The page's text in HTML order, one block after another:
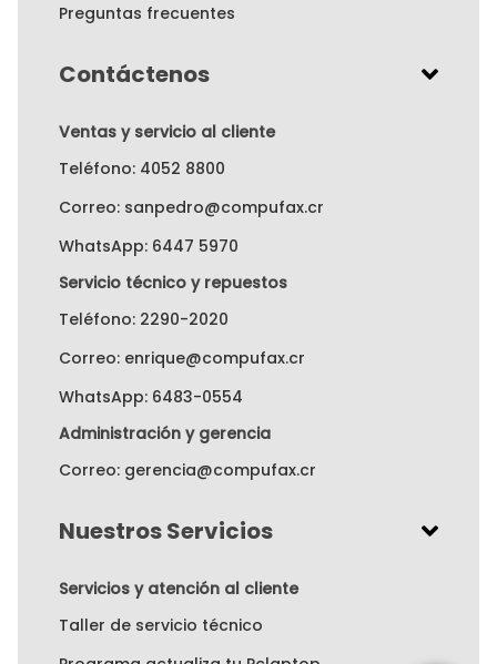
Preguntas frecuentes
Contáctenos
Ventas y servicio al cliente
Teléfono: 4052 8800
Correo: sanpedro@compufax.cr
WhatsApp: 6447 5970
Servicio técnico y repuestos
Teléfono: 2290-2020
Correo: enrique@compufax.cr
WhatsApp: 6483-0554
Administración y gerencia
Correo: gerencia@compufax.cr
Nuestros Servicios
Servicios y atención al cliente
Taller de servicio técnico